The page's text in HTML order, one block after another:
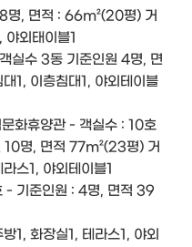
명, 면적 : 66m²(20평) 거
야외태이블1
실수 3동 기준인원 4명, 면
1, 이층침대1, 야외테이블
화휴양관 - 객실수 : 10호
10명, 면적 77m²(23평) 거
스1, 야외테이블1
기준인원 : 4명, 면적 39
1, 화장실1, 테라스1, 야외